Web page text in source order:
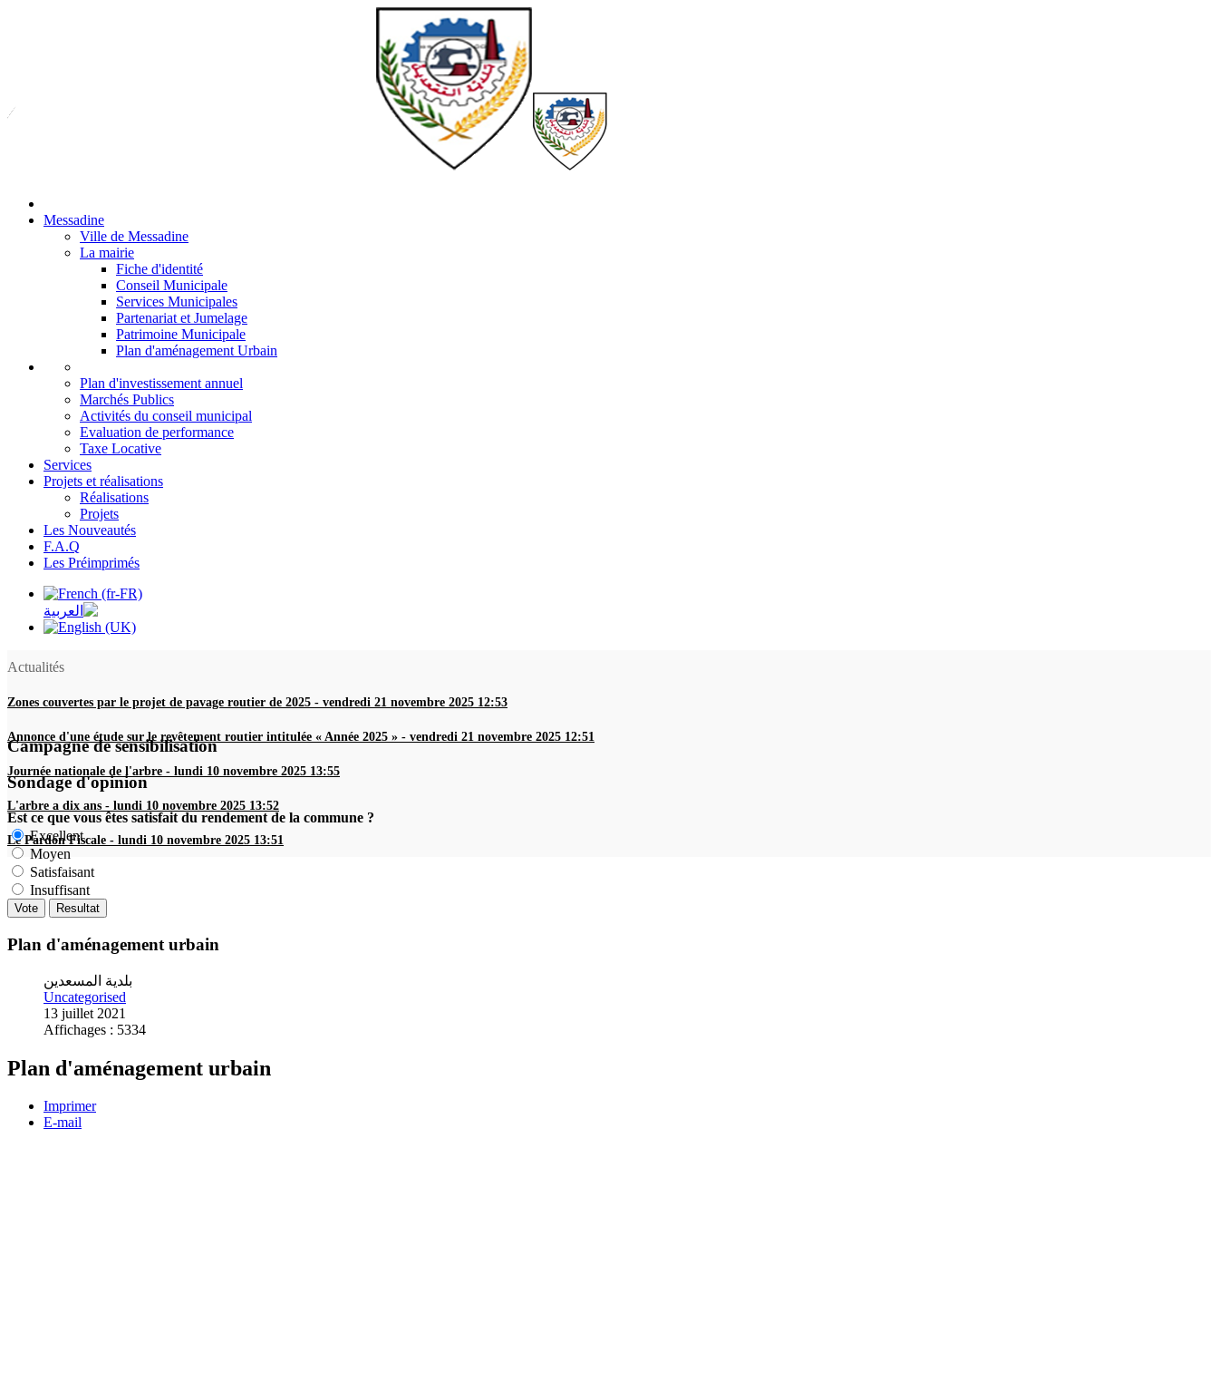
Messadine
Ville de Messadine
La mairie
Fiche d'identité
Conseil Municipale
Services Municipales
Partenariat et Jumelage
Patrimoine Municipale
Plan d'aménagement Urbain
Plan d'investissement annuel
Marchés Publics
Activités du conseil municipal
Evaluation de performance
Taxe Locative
Services
Projets et réalisations
Réalisations
Projets
Les Nouveautés
F.A.Q
Les Préimprimés
Actualités
Zones couvertes par le projet de pavage routier de 2025 - vendredi 21 novembre 2025 12:53
Annonce d'une étude sur le revêtement routier intitulée « Année 2025 » - vendredi 21 novembre 2025 12:51
Journée nationale de l'arbre - lundi 10 novembre 2025 13:55
L'arbre a dix ans - lundi 10 novembre 2025 13:52
Le Pardon Fiscale - lundi 10 novembre 2025 13:51
Campagne de sensibilisation
Sondage d'opinion
Est ce que vous êtes satisfait du rendement de la commune ?
Excellent
Moyen
Satisfaisant
Insuffisant
Plan d'aménagement urbain
بلدية المسعدين
Uncategorised
13 juillet 2021
Affichages : 5334
Plan d'aménagement urbain
Imprimer
E-mail